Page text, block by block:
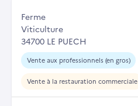
Ferme
Viticulture
34700 LE PUECH
Vente aux professionnels (en gros)
Vente à la restauration commerciale